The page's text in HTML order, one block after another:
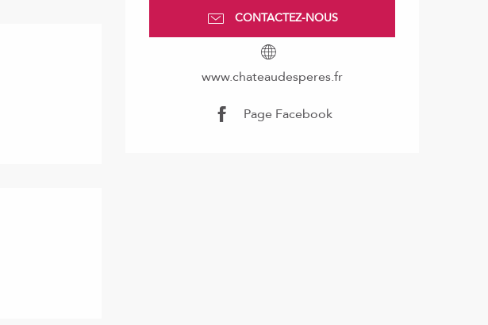
CONTACTEZ-NOUS
www.chateaudesperes.fr
Page Facebook